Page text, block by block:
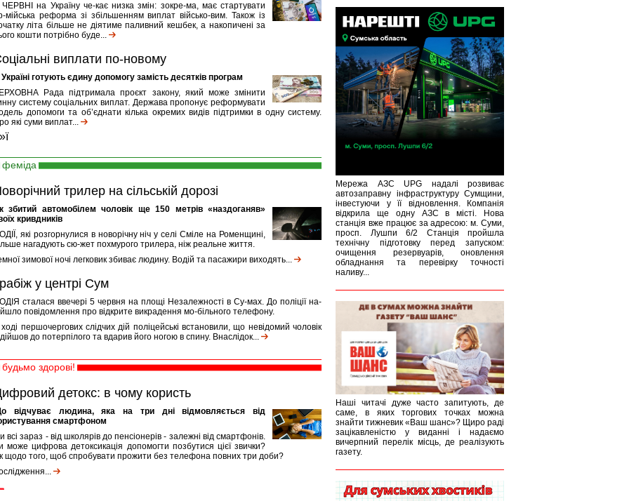
на Україну че-кає низка змін: зокре-ма, має стартувати
мійська реформа зі збільшенням виплат військо-вим. Також із
літа більше не діятиме паливний кешбек, а накопичені за
кошти потрібно буде...
виплати по-новому
готують єдину допомогу замість десятків програм
Рада підтримала проєкт закону, який може змінити
систему соціальних виплат. Держава пропонує реформувати
допомоги та об’єднати кілька окремих видів підтримки в одну систему.
які суми виплат...
феміда
трилер на сільській дорозі
збитий автомобілем чоловік ще 150 метрів «наздоганяв»
кривдників
які розгорнулися в новорічну ніч у селі Сміле на Роменщині,
нагадують сю-жет похмурого трилера, ніж реальне життя.
зимової ночі легковик збиває людину. Водій та пасажири виходять...
у центрі Сум
сталася ввечері 5 червня на площі Незалежності в Су-мах. До поліції на-
повідомлення про відкрите викрадення мо-більного телефону.
першочергових слідчих дій поліцейські встановили, що невідомий чоловік
до потерпілого та вдарив його ногою в спину. Внаслідок...
будьмо здорові!
детокс: в чому користь
відчуває людина, яка на три дні відмовляється від
смартфоном
всі зараз - від школярів до пенсіонерів - залежні від смартфонів.
може цифрова детоксикація допомогти позбутися цієї звички?
щодо того, щоб спробувати прожити без телефона повних три доби?
Мережа АЗС UPG надалі розвиває
автозаправну інфраструктуру Сумщини,
інвестуючи у її відновлення. Компанія
відкрила ще одну АЗС в місті. Нова
станція вже працює за адресою: м. Суми,
просп. Лушпи 6/2 Станція пройшла
технічну підготовку перед запуском:
очищення резервуарів, оновлення
обладнання та перевірку точності
наливу...
Наші читачі дуже часто запитують, де
саме, в яких торгових точках можна
знайти тижневик «Ваш шанс»? Щиро раді
зацікавленістю у виданні і надаємо
вичерпний перелік місць, де реалізують
газету.